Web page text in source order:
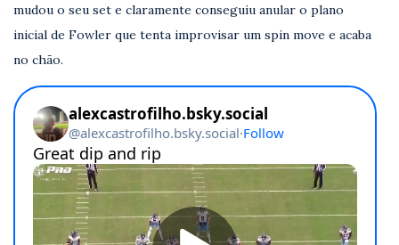
mudou o seu set e claramente conseguiu anular o plano
inicial de Fowler que tenta improvisar um spin move e acaba
no chão.